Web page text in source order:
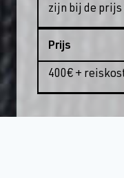
zijn bij de prijs
Prijs
400€ +